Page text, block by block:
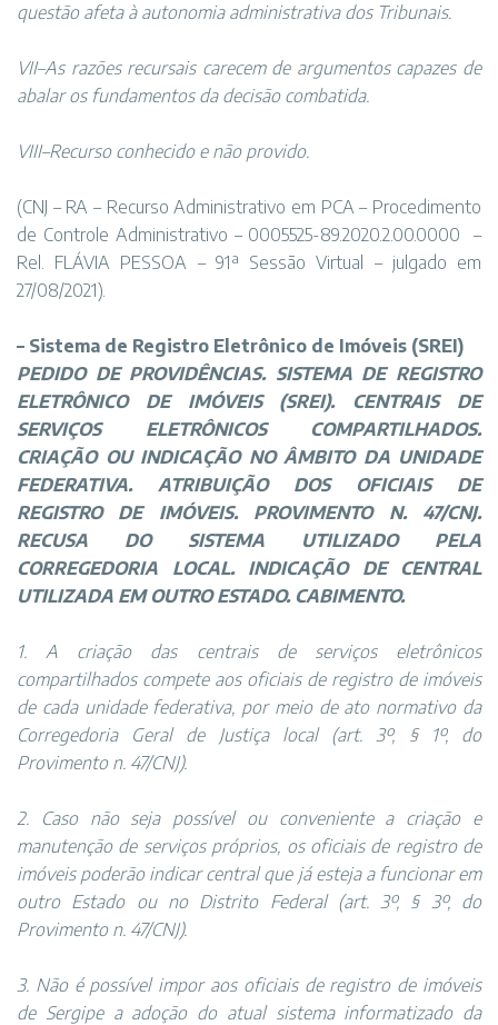
questão afeta à autonomia administrativa dos Tribunais.
VII–As razões recursais carecem de argumentos capazes de
abalar os fundamentos da decisão combatida.
VIII–Recurso conhecido e não provido.
(CNJ – RA – Recurso Administrativo em PCA – Procedimento
de Controle Administrativo – 0005525-89.2020.2.00.0000
–
Rel. FLÁVIA PESSOA – 91ª Sessão Virtual – julgado em
27/08/2021).
– Sistema de Registro Eletrônico de Imóveis (SREI)
PEDIDO DE PROVIDÊNCIAS. SISTEMA DE REGISTRO
ELETRÔNICO DE IMÓVEIS (SREI). CENTRAIS DE
SERVIÇOS ELETRÔNICOS COMPARTILHADOS.
CRIAÇÃO OU INDICAÇÃO NO ÂMBITO DA UNIDADE
FEDERATIVA. ATRIBUIÇÃO DOS OFICIAIS DE
REGISTRO DE IMÓVEIS. PROVIMENTO N. 47/CNJ.
RECUSA DO SISTEMA UTILIZADO PELA
CORREGEDORIA LOCAL. INDICAÇÃO DE CENTRAL
UTILIZADA EM OUTRO ESTADO. CABIMENTO.
1. A criação das centrais de serviços eletrônicos
compartilhados compete aos oficiais de registro de imóveis
de cada unidade federativa, por meio de ato normativo da
Corregedoria Geral de Justiça local (art. 3º, § 1º, do
Provimento n. 47/CNJ).
2. Caso não seja possível ou conveniente a criação e
manutenção de serviços próprios, os oficiais de registro de
imóveis poderão indicar central que já esteja a funcionar em
outro Estado ou no Distrito Federal (art. 3º, § 3º, do
Provimento n. 47/CNJ).
3. Não é possível impor aos oficiais de registro de imóveis
de Sergipe a adoção do atual sistema informatizado da